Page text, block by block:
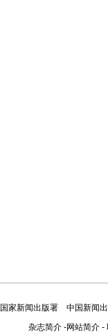
国家新闻出版署
中国新闻
杂志简介-网站简介-